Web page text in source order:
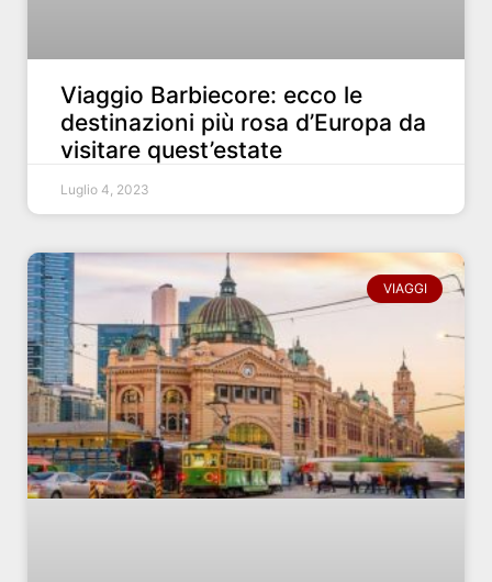
Viaggio Barbiecore: ecco le
destinazioni più rosa d’Europa da
visitare quest’estate
Luglio 4, 2023
VIAGGI